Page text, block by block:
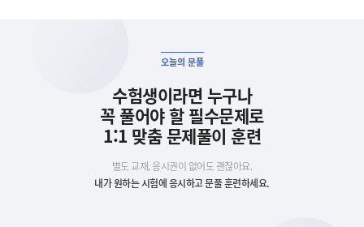
오늘의 문풀
수험생이라면 누구나
꼭 풀어야 할 필수문제로
1:1 맞춤 문제풀이 훈련
별도 교재, 응시권이 없어도 괜찮아요.
내가 원하는 시험에 응시하고 문풀 훈련하세요.